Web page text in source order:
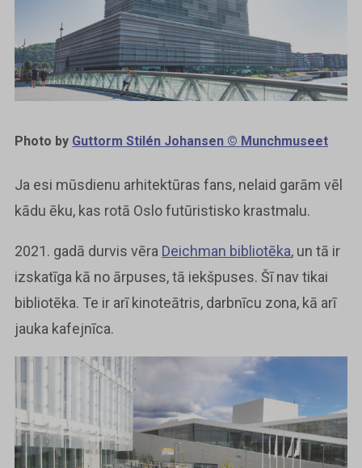
Photo by Guttorm Stilén Johansen © Munchmuseet
Ja esi mūsdienu arhitektūras fans, nelaid garām vēl
kādu ēku, kas rotā Oslo futūristisko krastmalu.
2021. gadā durvis vēra Deichman bibliotēka, un tā ir
izskatīga kā no ārpuses, tā iekšpuses. Šī nav tikai
bibliotēka. Te ir arī kinoteātris, darbnīcu zona, kā arī
jauka kafejnīca.